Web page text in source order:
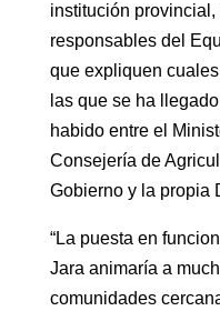
institución
responsables del
que expliquen
las que se ha
habido entre el
Consejería de
Gobierno y la propia
“La puesta en
Jara animaría a
comunidades